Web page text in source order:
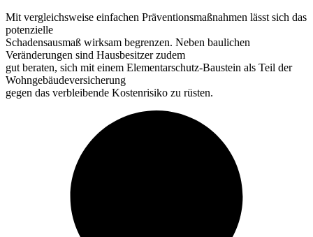
Mit vergleichsweise einfachen Präventionsmaßnahmen lässt sich das
potenzielle
Schadensausmaß wirksam begrenzen. Neben baulichen
Veränderungen sind Hausbesitzer zudem
gut beraten, sich mit einem Elementarschutz-Baustein als Teil der
Wohngebäudeversicherung
gegen das verbleibende Kostenrisiko zu rüsten.